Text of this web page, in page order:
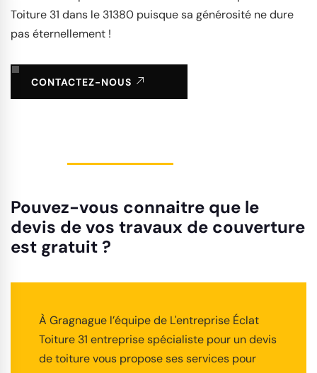
Toiture 31 dans le 31380 puisque sa générosité ne dure
pas éternellement !
CONTACTEZ-NOUS
Pouvez-vous connaitre que le
devis de vos travaux de couverture
est gratuit ?
À Gragnague l’équipe de L'entreprise Éclat
Toiture 31 entreprise spécialiste pour un devis
de toiture vous propose ses services pour